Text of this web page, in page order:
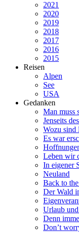
2021
2020
2019
2018
2017
2016
2015
Reisen
Alpen
See
USA
Gedanken
Man muss
Jenseits
Wozu sind
Es war
Leben wir
In eigener
Neuland
Back to
Der Wald
Urlaub
Denn
Don’t